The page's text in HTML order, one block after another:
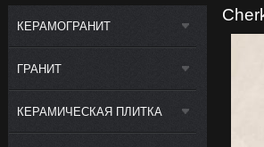
КЕРАМОГРАНИТ
ГРАНИТ
КЕРАМИЧЕСКАЯ ПЛИТКА